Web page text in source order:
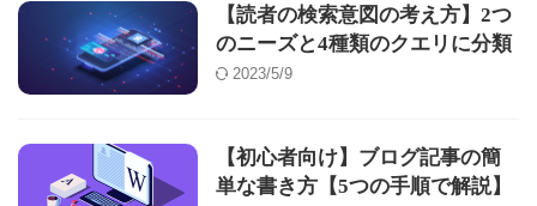
【読者の検索意図の考え方】2つ
のニーズと4種類のクエリに分類
2023/5/9
【初心者向け】ブログ記事の簡
単な書き方【5つの手順で解説】